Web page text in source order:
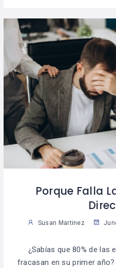
Porque Falla
Susan Martinez
¿Sabías que 80% de las
fracasan en su primer